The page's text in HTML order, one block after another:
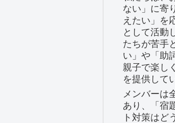
ない」に寄
えたい」を
として活動
たちが苦手
い」や「助
親子で楽し
を提供して
メンバーは
あり、「宿
ト対策はど